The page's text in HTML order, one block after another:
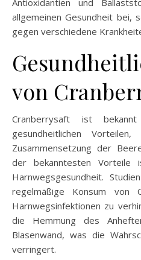
allgemeinen Gesundheit bei,
gegen verschiedene
von
Cranberrysaft ist
gesundheitlichen
Zusammensetzung der
der bekanntesten
Harnwegsgesundheit.
regelmäßige Konsum von
Harnwegsinfektionen zu
die Hemmung des
Blasenwand, was die
verringert.